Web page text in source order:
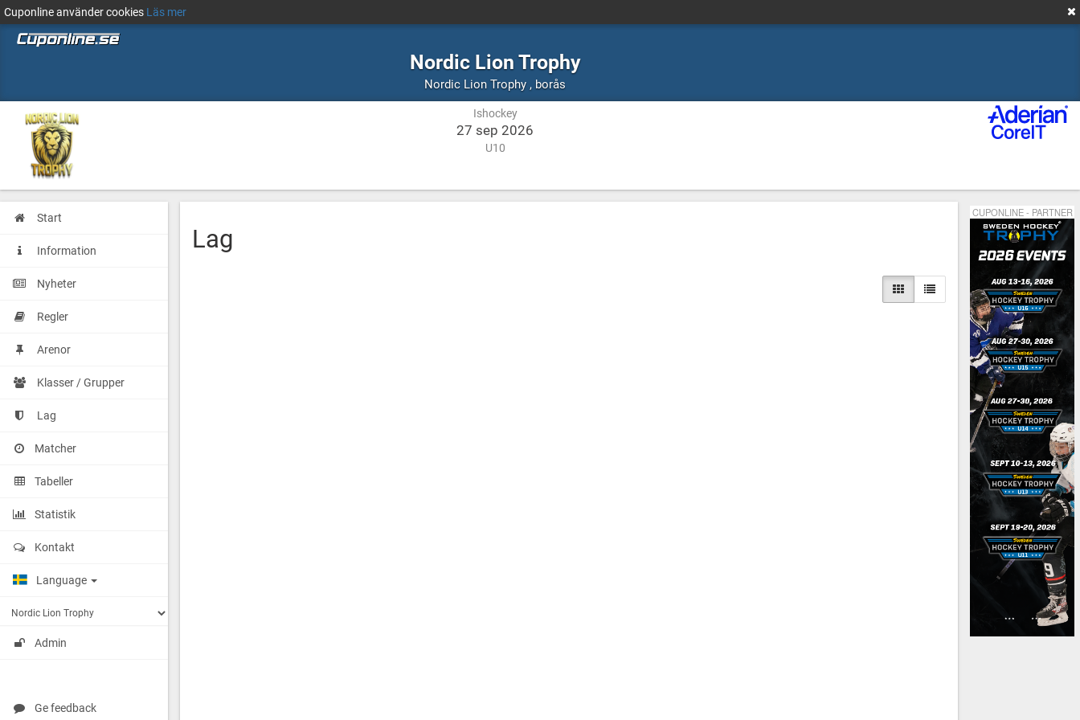
Cuponline använder cookies Läs mer
Nordic Lion Trophy
Nordic Lion Trophy , Ishockey
borås
Ishockey
27 sep 2026
U10
Start
Information
Nyheter
Regler
Arenor
Klasser / Grupper
Lag
Matcher
Tabeller
Statistik
Kontakt
Language
Admin
Ge feedback
Lag
CUPONLINE - PARTNER